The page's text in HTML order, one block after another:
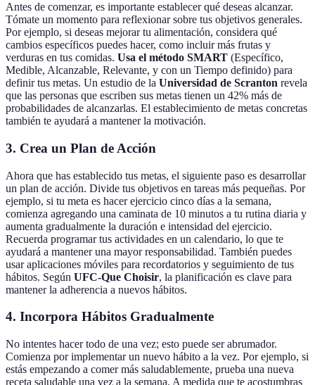
Antes de comenzar, es importante establecer qué deseas alcanzar.
Tómate un momento para reflexionar sobre tus objetivos generales.
Por ejemplo, si deseas mejorar tu alimentación, considera qué
cambios específicos puedes hacer, como incluir más frutas y
verduras en tus comidas. Usa el método SMART (Específico,
Medible, Alcanzable, Relevante, y con un Tiempo definido) para
definir tus metas. Un estudio de la Universidad de Scranton revela
que las personas que escriben sus metas tienen un 42% más de
probabilidades de alcanzarlas. El establecimiento de metas concretas
también te ayudará a mantener la motivación.
3. Crea un Plan de Acción
Ahora que has establecido tus metas, el siguiente paso es desarrollar
un plan de acción. Divide tus objetivos en tareas más pequeñas. Por
ejemplo, si tu meta es hacer ejercicio cinco días a la semana,
comienza agregando una caminata de 10 minutos a tu rutina diaria y
aumenta gradualmente la duración e intensidad del ejercicio.
Recuerda programar tus actividades en un calendario, lo que te
ayudará a mantener una mayor responsabilidad. También puedes
usar aplicaciones móviles para recordatorios y seguimiento de tus
hábitos. Según UFC-Que Choisir, la planificación es clave para
mantener la adherencia a nuevos hábitos.
4. Incorpora Hábitos Gradualmente
No intentes hacer todo de una vez; esto puede ser abrumador.
Comienza por implementar un nuevo hábito a la vez. Por ejemplo, si
estás empezando a comer más saludablemente, prueba una nueva
receta saludable una vez a la semana. A medida que te acostumbras